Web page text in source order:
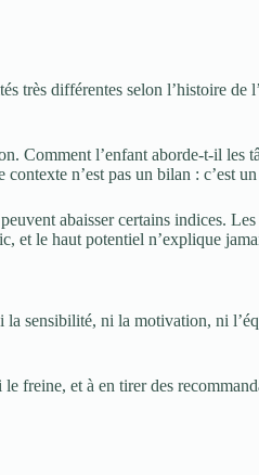
très différentes selon l’histoire de
Comment l’enfant aborde-t-il les
n’est pas un bilan : c’est
abaisser certains indices.
et le haut potentiel n’explique
sensibilité, ni la motivation, ni
freine, et à en tirer des